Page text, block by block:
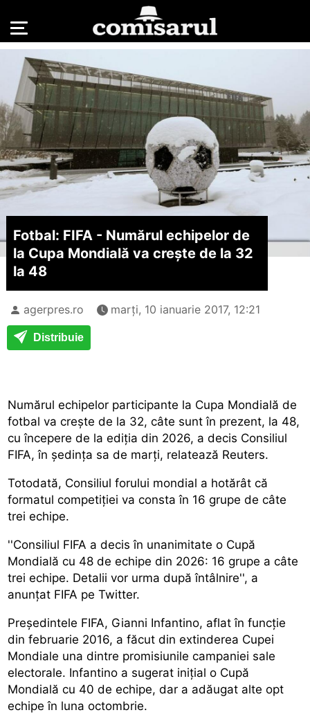
Fotbal: FIFA - Numărul echipelor de
la Cupa Mondială va crește de la 32
la 48
agerpres.ro marți, 10 ianuarie 2017, 12:21
Distribuie
Numărul echipelor participante la Cupa Mondială de
fotbal va crește de la 32, câte sunt în prezent, la 48,
cu începere de la ediția din 2026, a decis Consiliul
FIFA, în ședința sa de marți, relatează Reuters.
Totodată, Consiliul forului mondial a hotărât că
formatul competiției va consta în 16 grupe de câte
trei echipe.
''Consiliul FIFA a decis în unanimitate o Cupă
Mondială cu 48 de echipe din 2026: 16 grupe a câte
trei echipe. Detalii vor urma după întâlnire'', a
anunțat FIFA pe Twitter.
Președintele FIFA, Gianni Infantino, aflat în funcție
din februarie 2016, a făcut din extinderea Cupei
Mondiale una dintre promisiunile campaniei sale
electorale. Infantino a sugerat inițial o Cupă
Mondială cu 40 de echipe, dar a adăugat alte opt
echipe în luna octombrie.